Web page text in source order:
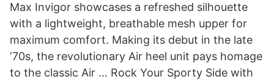
Max Invigor showcases a refreshed silhouette
with a lightweight, breathable mesh upper for
maximum comfort. Making its debut in the late
‘70s, the revolutionary Air heel unit pays homage
to the classic Air … Rock Your Sporty Side with